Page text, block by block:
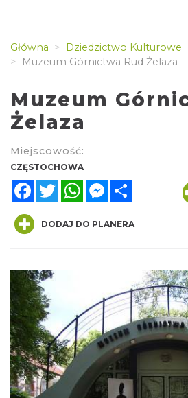
Główna
Dziedzictwo Kulturowe
Muzeum Górnictwa Rud Żelaza
Muzeum
Żelaza
Miejscowość:
CZĘSTOCHOWA
FacebookTwitterWhatsAppMessenger
DODAJ DO PLANERA